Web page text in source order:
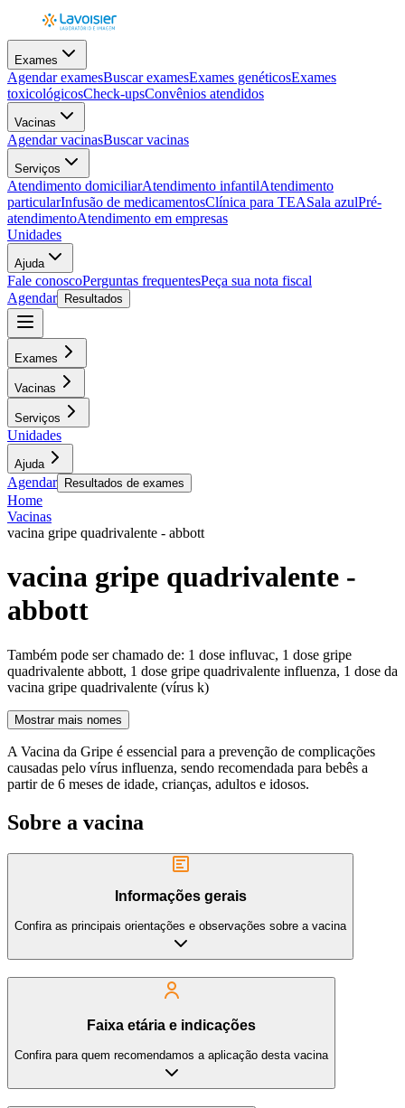
Exames
Agendar examesBuscar examesExames genéticosExames
toxicológicosCheck-upsConvênios atendidos
Vacinas
Agendar vacinasBuscar vacinas
Serviços
Atendimento domiciliarAtendimento infantilAtendimento
particularInfusão de medicamentosClínica para TEASala azulPré-
atendimentoAtendimento em empresas
Unidades
Ajuda
Fale conoscoPerguntas frequentesPeça sua nota fiscal
Agendar
Resultados
Exames
Vacinas
Serviços
Unidades
Ajuda
Agendar Resultados de exames
Home
Vacinas
vacina gripe quadrivalente - abbott
vacina gripe quadrivalente -
abbott
Também pode ser chamado de: 1 dose influvac, 1 dose gripe
quadrivalente abbott, 1 dose gripe quadrivalente influenza, 1 dose da
vacina gripe quadrivalente (vírus k)
Mostrar mais nomes
A Vacina da Gripe é essencial para a prevenção de complicações
causadas pelo vírus influenza, sendo recomendada para bebês a
partir de 6 meses de idade, crianças, adultos e idosos.
Sobre a vacina
Informações gerais
Confira as principais orientações e observações sobre a vacina
Faixa etária e indicações
Confira para quem recomendamos a aplicação desta vacina